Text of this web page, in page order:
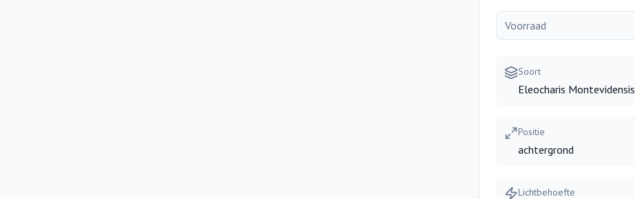
Voorraad
Soort
Eleocharis Montevidensis
Positie
achtergrond
Lichtbehoefte